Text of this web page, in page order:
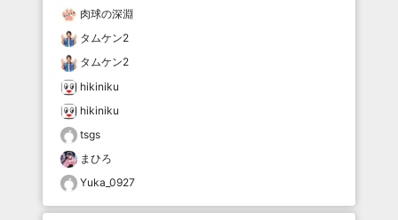
肉球の深淵
タムケン2
タムケン2
hikiniku
hikiniku
tsgs
まひろ
Yuka_0927